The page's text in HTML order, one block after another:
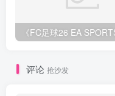
评论 抢沙发